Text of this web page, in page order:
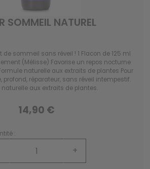
SOMMEIL NATUREL
de sommeil sans réveil ! 1 Flacon de 125 ml
(Mélisse) Favorise un repos nocturne
naturelle aux extraits de plantes Pour
réparateur, sans réveil intempestif.
naturelle aux extraits de plantes.
14,90 €
:
+